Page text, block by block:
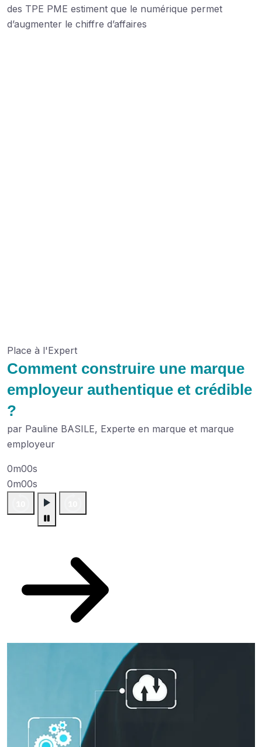
des TPE PME estiment que le numérique permet
d’augmenter le chiffre d’affaires
Place à l'Expert
Comment construire une marque
employeur authentique et crédible
?
par Pauline BASILE, Experte en marque et marque
employeur
0m00s
0m00s